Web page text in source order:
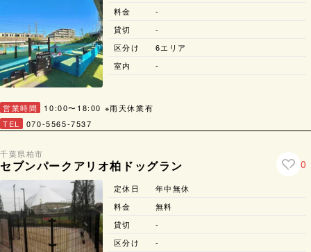
営業時間 10:00〜18:00 ※雨天休業有
TEL
070-5565-7537
料金
-
貸切
-
区分け
6エリア
室内
-
千葉県柏市
セブンパークアリオ柏ドッグラン 0
定休日
年中無休
料金
無料
貸切
-
区分け
-